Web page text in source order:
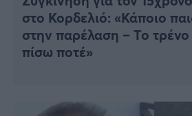
στο Κορδελιό: «Κάποιο
στην παρέλαση – Το
πίσω ποτέ»